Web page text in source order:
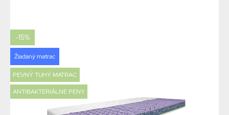
-15%
Žiadaný matrac
PEVNÝ TUHÝ MATRAC
ANTIBAKTERIÁLNE PENY